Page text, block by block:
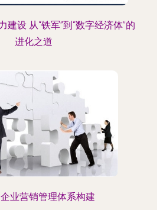
建设 从“铁军”到“数字经济体”的
进化之道
业营销管理体系构建